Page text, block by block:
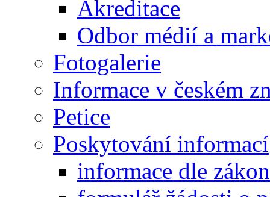
Akreditace
Odbor médií a
Fotogalerie
Informace v českém
Petice
Poskytování informací
informace dle